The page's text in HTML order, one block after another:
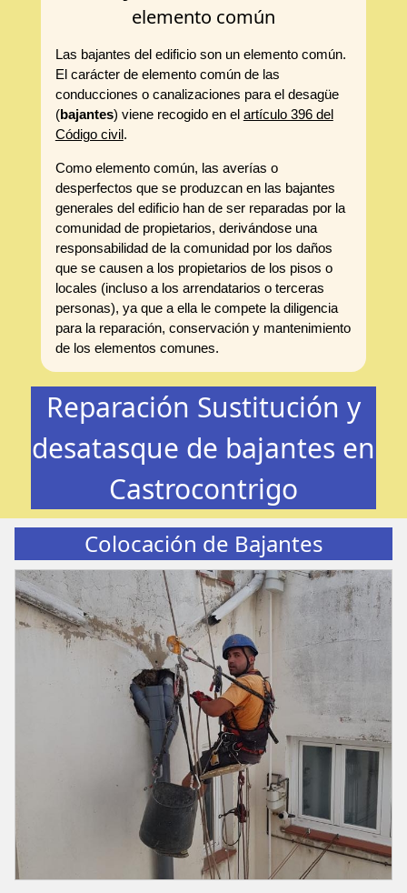
elemento común
Las bajantes del edificio son un elemento común.
El carácter de elemento común de las
conducciones o canalizaciones para el desagüe
(bajantes) viene recogido en el artículo 396 del
Código civil.
Como elemento común, las averías o
desperfectos que se produzcan en las bajantes
generales del edificio han de ser reparadas por la
comunidad de propietarios, derivándose una
responsabilidad de la comunidad por los daños
que se causen a los propietarios de los pisos o
locales (incluso a los arrendatarios o terceras
personas), ya que a ella le compete la diligencia
para la reparación, conservación y mantenimiento
de los elementos comunes.
Reparación Sustitución y
desatasque de bajantes en
Castrocontrigo
Colocación de Bajantes